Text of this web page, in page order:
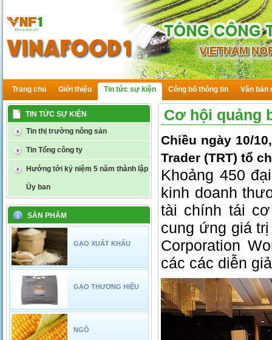
Trang chủ Giới thiệu Tin tức sự kiện Công bố thông tin Văn bản
TIN TỨC SỰ KIỆN
Tin thị trường nông sản
Tin Tổng công ty
Hướng tới kỷ niệm 5 năm thành lập
Ủy ban
SẢN PHẨM
GẠO XUẤT KHẨU
GẠO THƯƠNG HIỆU
NGÔ
Cơ hội quảng
Chiều ngày 10/
Trader (TRT) tổ
Khoảng 450
kinh doanh
tài chính tái
cung ứng giá
Corporation
các các diễn